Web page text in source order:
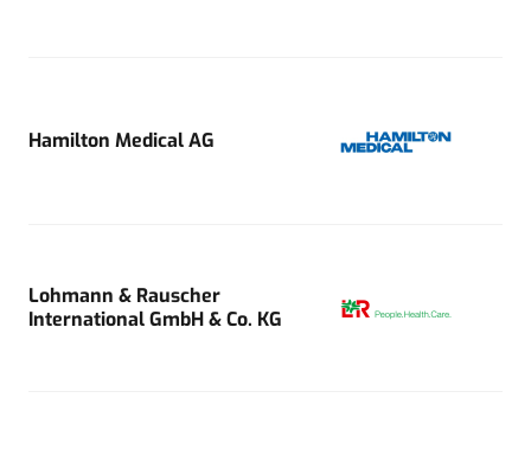
Hamilton Medical AG
Lohmann & Rauscher
International GmbH & Co. KG